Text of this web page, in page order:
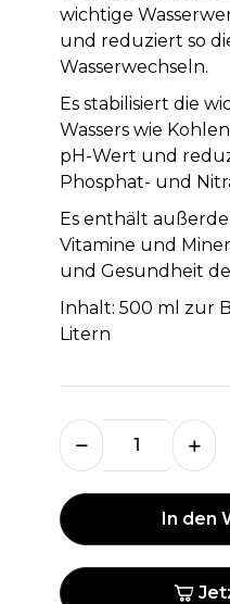
wichtige
und reduziert so
Wasserwechseln.
Es stabilisiert die
Wassers wie
pH-Wert und
Phosphat- und
Es enthält
Vitamine und
und Gesundheit
Inhalt: 500 ml zur
Litern
In den